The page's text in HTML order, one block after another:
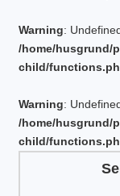
Warning:
/home/husgrund/
child/
Warning:
/home/husgrund/
child/